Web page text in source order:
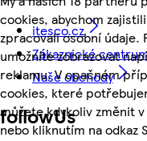
cookies, abychom
zpracovali osobní údaje.
umožníte zobrazovat
reklamu. V opačném
cookies, které
můžete kdykoliv změnit v
nebo kliknutím na odkaz
itesco.cz
Zákaznické
Naše obchody
followUs